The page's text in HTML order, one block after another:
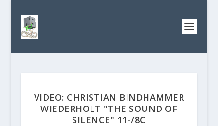
VIDEO: CHRISTIAN BINDHAMMER
WIEDERHOLT "THE SOUND OF
SILENCE" 11-/8C